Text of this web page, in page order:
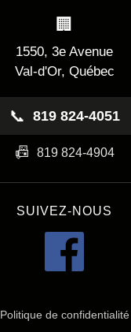
🏢
1550, 3e Avenue
Val-d'Or, Québec
📞 819 824-4051
📠 819 824-4904
SUIVEZ-NOUS
Politique de confidentialité